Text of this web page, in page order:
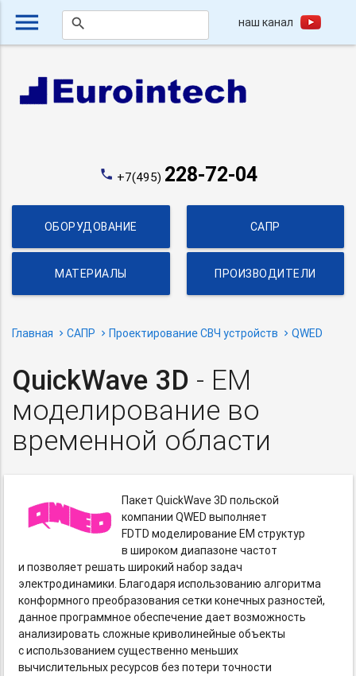
menu search наш канал
phone +7(495) 228-72-04
ОБОРУДОВАНИЕ САПР
МАТЕРИАЛЫ ПРОИЗВОДИТЕЛИ
Главная САПР Проектирование СВЧ устройств QWED
QuickWave 3D - EM
моделирование во
временной области
Пакет QuickWave 3D польской
компании QWED выполняет
FDTD моделирование EM структур
в широком диапазоне частот
и позволяет решать широкий набор задач
электродинамики. Благодаря использованию алгоритма
конформного преобразования сетки конечных разностей,
данное программное обеспечение дает возможность
анализировать сложные криволинейные объекты
с использованием существенно меньших
вычислительных ресурсов без потери точности